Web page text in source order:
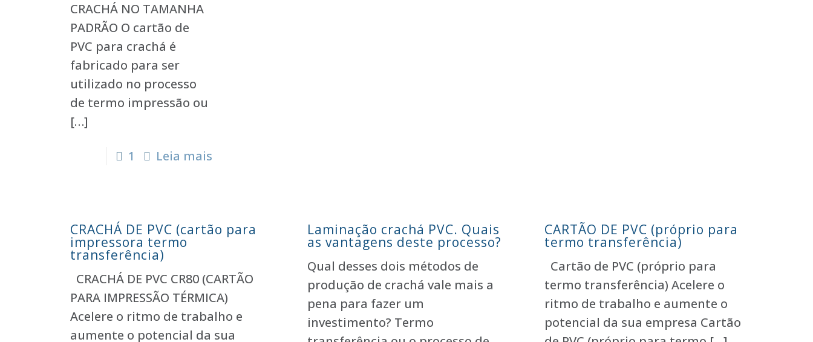
CRACHÁ NO TAMANHA
PADRÃO O cartão de
PVC para crachá é
fabricado para ser
utilizado no processo
de termo impressão ou
[…]
1 Leia mais
CRACHÁ DE PVC (cartão para
impressora termo
transferência)
CRACHÁ DE PVC CR80 (CARTÃO
PARA IMPRESSÃO TÉRMICA)
Acelere o ritmo de trabalho e
aumente o potencial da sua
Laminação crachá PVC. Quais
as vantagens deste processo?
Qual desses dois métodos de
produção de crachá vale mais a
pena para fazer um
investimento? Termo
CARTÃO DE PVC (próprio para
termo transferência)
Cartão de PVC (próprio para
termo transferência) Acelere o
ritmo de trabalho e aumente o
potencial da sua empresa Cartão